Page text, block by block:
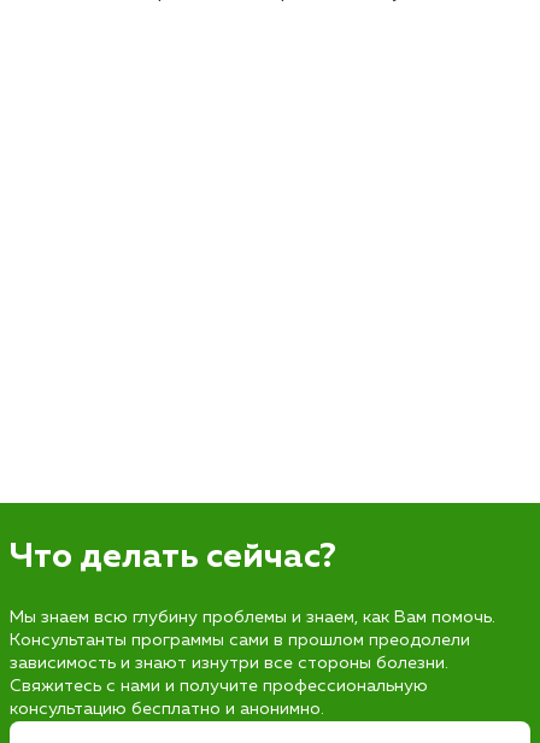
Что делать сейчас?
Мы знаем всю глубину проблемы и знаем, как Вам помочь.
Консультанты программы сами в прошлом преодолели
зависимость и знают изнутри все стороны болезни.
Свяжитесь с нами и получите профессиональную
консультацию бесплатно и анонимно.